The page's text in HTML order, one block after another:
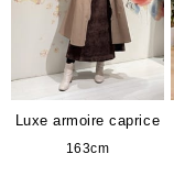
Luxe armoire caprice
163cm